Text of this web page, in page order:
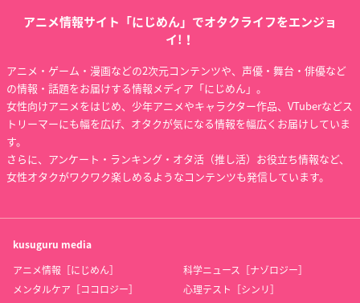
アニメ情報サイト「にじめん」でオタクライフをエンジョ
イ!！
アニメ・ゲーム・漫画などの2次元コンテンツや、声優・舞台・俳優など
の情報・話題をお届けする情報メディア「にじめん」。
女性向けアニメをはじめ、少年アニメやキャラクター作品、VTuberなどス
トリーマーにも幅を広げ、オタクが気になる情報を幅広くお届けしていま
す。
さらに、アンケート・ランキング・オタ活（推し活）お役立ち情報など、
女性オタクがワクワク楽しめるようなコンテンツも発信しています。
kusuguru media
アニメ情報［にじめん］
科学ニュース［ナゾロジー］
メンタルケア［ココロジー］
心理テスト［シンリ］